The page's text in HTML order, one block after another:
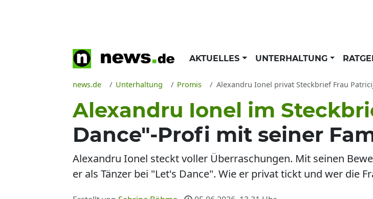
AKTUELLES UNTERHALTUNG
news.de Unterhaltung Promis Alexandru Ionel privat Steckbrief Frau Patricija Ionel
Alexandru Ionel im
Dance"-Profi mit seiner
Alexandru Ionel steckt voller Überraschungen. Mit seinen
er als Tänzer bei "Let's Dance". Wie er privat tickt und wer die